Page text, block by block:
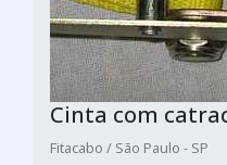
Cinta com
Fitacabo / São Paulo - SP